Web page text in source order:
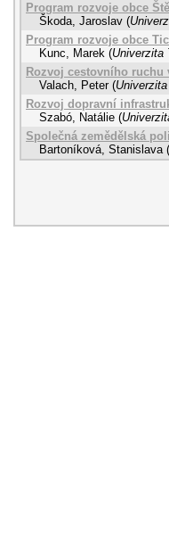
Program rozvoje obce
Škoda, Jaroslav (
Program rozvoje obce
Kunc, Marek (Univerzita
Rozvoj cestovního ruchu
Valach, Peter (
Rozvoj dopravní
Szabó, Natálie (
Společná zemědělská
Bartoníková, Stanislava (